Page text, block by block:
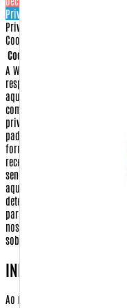
Privacy & Cookie policy
Privacy & Cookies policy
Cookies list
Cookie name
A Warfare.com.br sempre
respeito aos direitos de seus
aqui nossa Política de
compra conosco, você tenha
privacidade de seus dados
padrões de segurança na
fornecido por você, seja no
receber algum dos nossos
sendo fornecido a terceiros
aquela à qual você fez opção.
determinam nossa Política de
para
nossos procedimentos, ou
sobre este assunto.
INFORMAÇÕES
Ao realizar uma compra em